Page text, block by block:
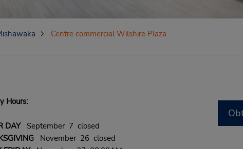
Centre commercial Wilshire Plaza
Hours:
DAYSeptember 7 closed
November 26 closed